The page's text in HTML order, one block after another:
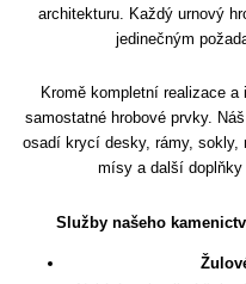
architekturu. Každý urnový
jedinečným
Kromě kompletní realizace
samostatné hrobové prvky.
osadí krycí desky, rámy, sokly,
mísy a další doplňky
Služby našeho